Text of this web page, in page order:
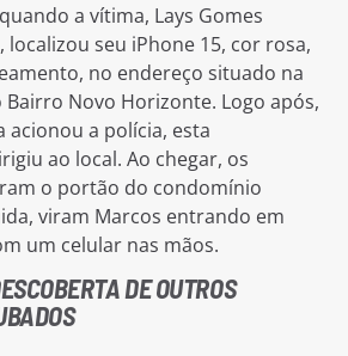
a vítima, Lays Gomes
localizou seu iPhone 15, cor rosa,
no endereço situado na
Bairro Novo Horizonte. Logo após,
acionou a polícia, esta
ao local. Ao chegar, os
o portão do condomínio
viram Marcos entrando em
um celular nas mãos.
DE OUTROS